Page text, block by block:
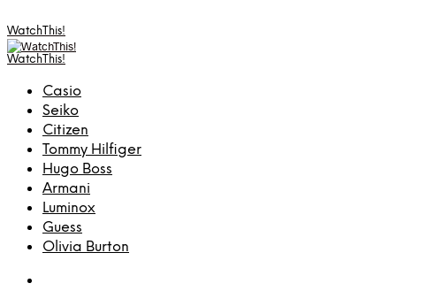
WatchThis!
WatchThis!
Casio
Seiko
Citizen
Tommy Hilfiger
Hugo Boss
Armani
Luminox
Guess
Olivia Burton